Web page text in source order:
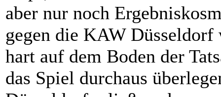
aber nur noch
gegen die KAW
hart auf dem Boden der
das Spiel durchaus